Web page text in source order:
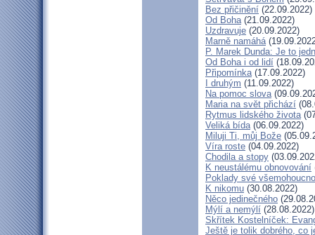
Bez přičinění (22.09.2022)
Od Boha(21.09.2022)
Uzdravuje (20.09.2022)
Marně namáhá
P. Marek Dunda: Je to
Od Boha i od lidí
Připomínka(17.09.2022)
I druhým (11.09.2022)
Na pomoc slova
Maria na svět přichází
Rytmus lidského života
Veliká bída(06.09.2022)
Miluji Ti, můj Bože
Víra roste (04.09.2022)
Chodila a stopy
K neustálému obnovování
Poklady své
K nikomu (30.08.2022)
Něco jedinečného
Mýlí a nemýlí (28.08.2022)
Skřítek Kostelníček:
Ještě je tolik dobrého, co